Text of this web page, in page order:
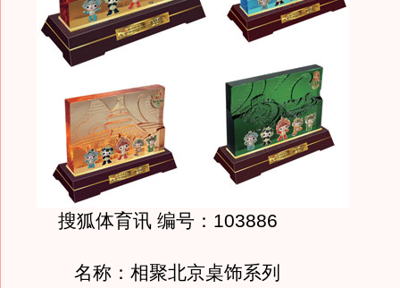
搜狐体育讯 编号：103886
名称：相聚北京桌饰系列